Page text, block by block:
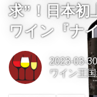
求”！日本初
ワイン『ナ
2023-03-30
ワイン王